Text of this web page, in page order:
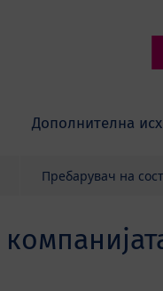
Дополнителна
Пребарувач на